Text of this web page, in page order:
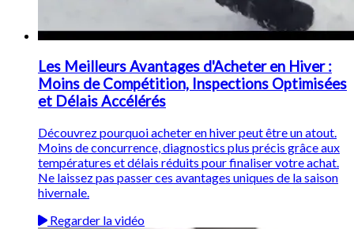
Les Meilleurs Avantages d'Acheter en Hiver :
Moins de Compétition, Inspections Optimisées
et Délais Accélérés
Découvrez pourquoi acheter en hiver peut être un atout.
Moins de concurrence, diagnostics plus précis grâce aux
températures et délais réduits pour finaliser votre achat.
Ne laissez pas passer ces avantages uniques de la saison
hivernale.
Regarder la vidéo